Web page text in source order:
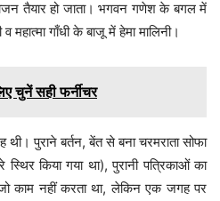
तैयार हो जाता। भगवन गणेश के बगल में
गाँधी के बाजू में हेमा मालिनी।
चुनें सही फर्नीचर
पुराने बर्तन, बेंत से बना चरमराता सोफा
किया गया था), पुरानी पत्रिकाओं का
जो काम नहीं करता था, लेकिन एक जगह पर